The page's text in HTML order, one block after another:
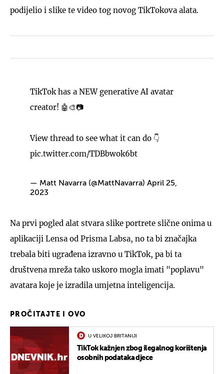
podijelio i slike te video tog novog TikTokova alata.
TikTok has a NEW generative AI avatar
creator! 🤖🎨📷
View thread to see what it can do 👇
pic.twitter.com/TDBbwok6bt
— Matt Navarra (@MattNavarra) April 25,
2023
Na prvi pogled alat stvara slike portrete slične onima u
aplikaciji Lensa od Prisma Labsa, no ta bi značajka
trebala biti ugrađena izravno u TikTok, pa bi ta
društvena mreža tako uskoro mogla imati "poplavu"
avatara koje je izradila umjetna inteligencija.
PROČITAJTE I OVO
U VELIKOJ BRITANIJI
TikTok kažnjen zbog ilegalnog korištenja
osobnih podataka djece